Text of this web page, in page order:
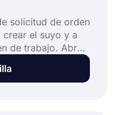
solicitud de orden
el suyo y a
de trabajo. Abra
solicitud de orden
para